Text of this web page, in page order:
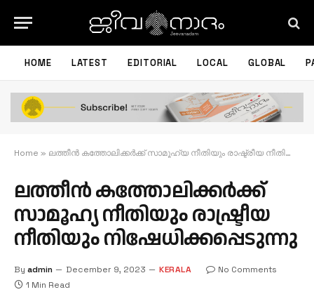
HOME LATEST EDITORIAL LOCAL GLOBAL
Home » ലത്തീന്‍ കത്തോലിക്കര്‍ക്ക് സാമൂഹ്യ നീതിയും രാഷ്ട്രീയ നീതിയും നിഷേധിക്കപ്പെടുന്നു
ലത്തീന്‍ കത്തോലിക്കര്‍ക്ക്
സാമൂഹ്യ നീതിയും രാഷ്ട്രീയ
നീതിയും നിഷേധിക്കപ്പെടുന്നു
By admin December 9, 2023 KERALA
No Comments
1 Min Read